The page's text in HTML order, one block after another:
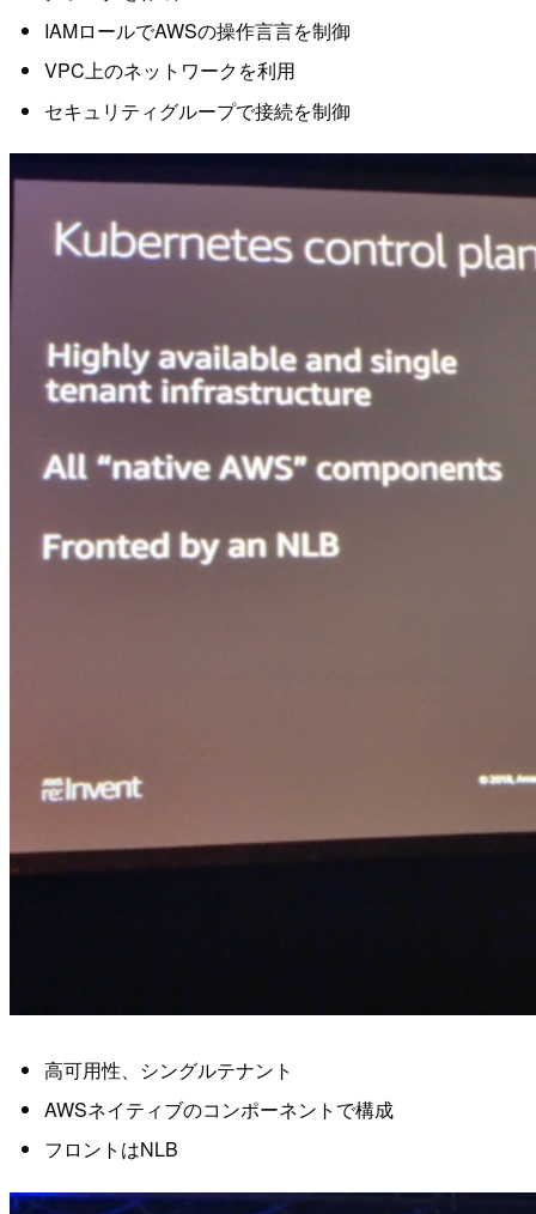
IAMロールでAWSの操作言言を制御
VPC上のネットワークを利用
セキュリティグループで接続を制御
高可用性、シングルテナント
AWSネイティブのコンポーネントで構成
フロントはNLB